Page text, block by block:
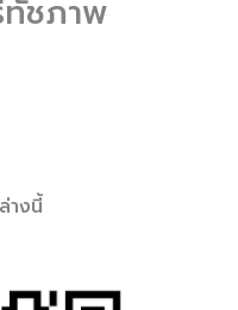
ชภาพ
างนี้